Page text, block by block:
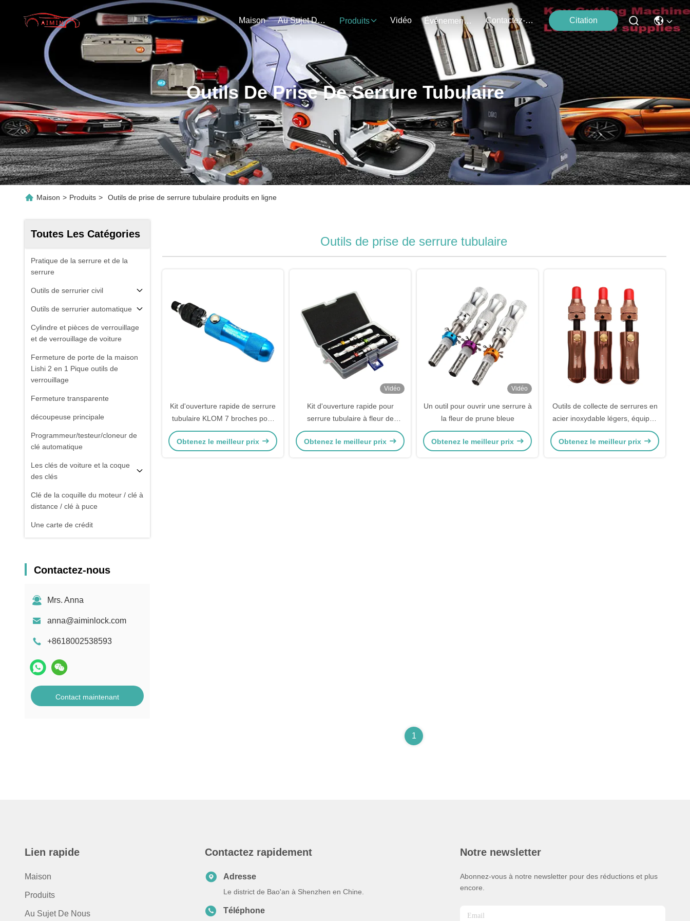
Maison Au Sujet De Nous Produits Vidéo Événements Contactez-Nous Citation
Outils De Prise De Serrure Tubulaire
Maison > Produits > Outils de prise de serrure tubulaire produits en ligne
Toutes Les Catégories
Pratique de la serrure et de la
serrure
Outils de serrurier civil
Outils de serrurier automatique
Cylindre et pièces de verrouillage
et de verrouillage de voiture
Fermeture de porte de la maison
Lishi 2 en 1 Pique outils de
verrouillage
Fermeture transparente
découpeuse principale
Programmeur/testeur/cloneur de
clé automatique
Les clés de voiture et la coque
des clés
Clé de la coquille du moteur / clé à
distance / clé à puce
Une carte de crédit
Contactez-nous
Mrs. Anna
anna@aiminlock.com
+8618002538593
Contact maintenant
Outils de prise de serrure tubulaire
Kit d'ouverture rapide de serrure
tubulaire KLOM 7 broches pour
serrurier
Obtenez le meilleur prix
Vidéo
Kit d'ouverture rapide pour
serrure tubulaire à fleur de
prunier de Corée du Sud - 3
ensembles - Rouge - Unité de
Obtenez le meilleur prix
Vidéo
Un outil pour ouvrir une serrure à
la fleur de prune bleue
Obtenez le meilleur prix
Outils de collecte de serrures en
acier inoxydable légers, équipés
pour les serruriers civils, outils de
collecte de serrures tubulaires
Obtenez le meilleur prix
1
Lien rapide
Maison
Produits
Au Sujet De Nous
Contactez rapidement
Adresse
Le district de Bao'an à Shenzhen en Chine.
Téléphone
Notre newsletter
Abonnez-vous à notre newsletter pour des réductions et plus
encore.